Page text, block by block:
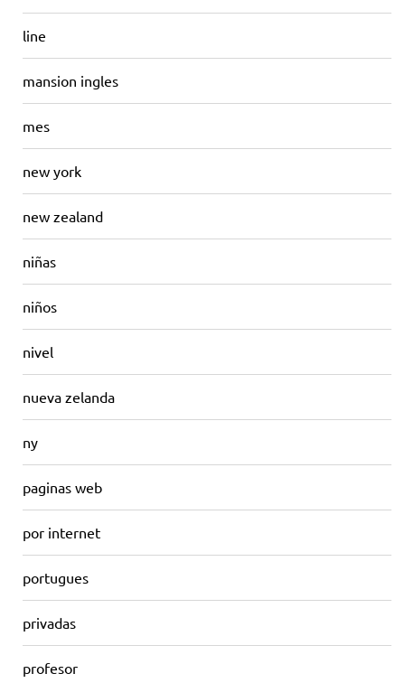
line
mansion ingles
mes
new york
new zealand
niñas
niños
nivel
nueva zelanda
ny
paginas web
por internet
portugues
privadas
profesor